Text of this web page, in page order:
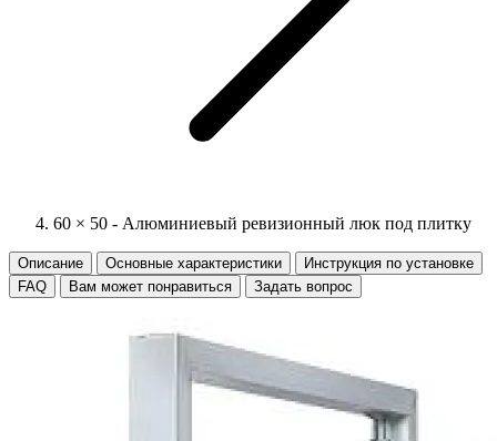
60 × 50 - Алюминиевый ревизионный люк под плитку
Описание Основные характеристики
Инструкция по установке
FAQ
Вам может понравиться Задать вопрос